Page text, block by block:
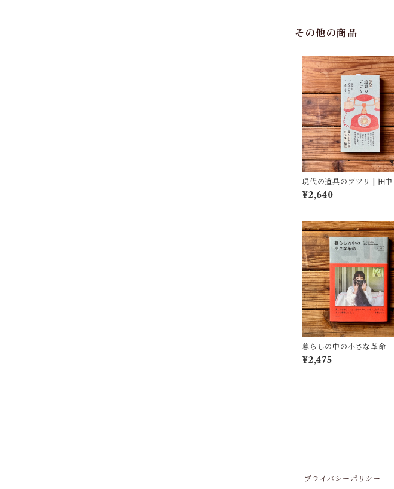
その他の商品
現代の道具のブツリ | 田中 幸, 結
城 千代子, 大塚 文香(絵)
¥2,640
暮らしの中の小さな革命
¥2,475
プライバシーポリシー